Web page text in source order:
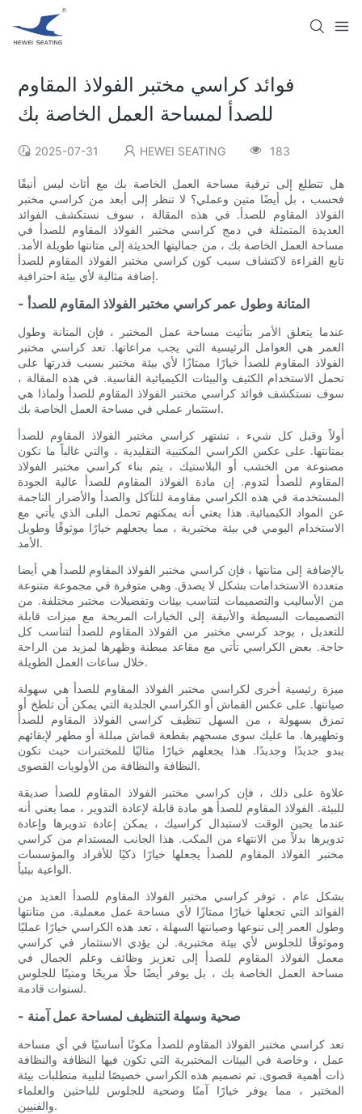
فوائد كراسي مختبر الفولاذ المقاوم
للصدأ لمساحة العمل الخاصة بك
2025-07-31 HEWEI SEATING 183
هل تتطلع إلى ترقية مساحة العمل الخاصة بك مع أثاث ليس أنيقًا
فحسب ، بل أيضًا متين وعملي؟ لا تنظر إلى أبعد من كراسي مختبر
الفولاذ المقاوم للصدأ. في هذه المقالة ، سوف نستكشف الفوائد
العديدة المتمثلة في دمج كراسي مختبر الفولاذ المقاوم للصدأ في
مساحة العمل الخاصة بك ، من جماليتها الحديثة إلى متانتها طويلة الأمد.
تابع القراءة لاكتشاف سبب كون كراسي مختبر الفولاذ المقاوم للصدأ
إضافة مثالية لأي بيئة احترافية.
- المتانة وطول عمر كراسي مختبر الفولاذ المقاوم للصدأ
عندما يتعلق الأمر بتأثيث مساحة عمل المختبر ، فإن المتانة وطول
العمر هي العوامل الرئيسية التي يجب مراعاتها. تعد كراسي مختبر
الفولاذ المقاوم للصدأ خيارًا ممتازًا لأي بيئة مختبر بسبب قدرتها على
تحمل الاستخدام الكثيف والبيئات الكيميائية القاسية. في هذه المقالة ،
سوف نستكشف فوائد كراسي مختبر الفولاذ المقاوم للصدأ ولماذا هي
استثمار عملي في مساحة العمل الخاصة بك.
أولاً وقبل كل شيء ، تشتهر كراسي مختبر الفولاذ المقاوم للصدأ
بمتانتها. على عكس الكراسي المكتبية التقليدية ، والتي غالباً ما تكون
مصنوعة من الخشب أو البلاستيك ، يتم بناء كراسي مختبر الفولاذ
المقاوم للصدأ لتدوم. إن مادة الفولاذ المقاوم للصدأ عالية الجودة
المستخدمة في هذه الكراسي مقاومة للتآكل والصدأ والأضرار الناجمة
عن المواد الكيميائية. هذا يعني أنه يمكنهم تحمل البلى الذي يأتي مع
الاستخدام اليومي في بيئة مختبرية ، مما يجعلهم خيارًا موثوقًا وطويل
الأمد.
بالإضافة إلى متانتها ، فإن كراسي مختبر الفولاذ المقاوم للصدأ هي أيضا
متعددة الاستخدامات بشكل لا يصدق. وهي متوفرة في مجموعة متنوعة
من الأساليب والتصميمات لتناسب بيئات وتفضيلات مختبر مختلفة. من
التصميمات البسيطة والأنيقة إلى الخيارات المريحة مع ميزات قابلة
للتعديل ، يوجد كرسي مختبر من الفولاذ المقاوم للصدأ لتناسب كل
حاجة. بعض الكراسي تأتي مع مقاعد مبطنة وظهرها لمزيد من الراحة
خلال ساعات العمل الطويلة.
ميزة رئيسية أخرى لكراسي مختبر الفولاذ المقاوم للصدأ هي سهولة
صيانتها. على عكس القماش أو الكراسي الجلدية التي يمكن أن تلطخ أو
تمزق بسهولة ، من السهل تنظيف كراسي الفولاذ المقاوم للصدأ
وتطهيرها. ما عليك سوى مسحهم بقطعة قماش مبللة أو مطهر لإبقائهم
يبدو جديدًا وجديدًا. هذا يجعلهم خيارًا مثاليًا للمختبرات حيث تكون
النظافة والنظافة من الأولويات القصوى.
علاوة على ذلك ، فإن كراسي مختبر الفولاذ المقاوم للصدأ صديقة
للبيئة. الفولاذ المقاوم للصدأ هو مادة قابلة لإعادة التدوير ، مما يعني أنه
عندما يحين الوقت لاستبدال كراسيك ، يمكن إعادة تدويرها وإعادة
تدويرها بدلاً من الانتهاء من المكب. هذا الجانب المستدام من كراسي
مختبر الفولاذ المقاوم للصدأ يجعلها خيارًا ذكيًا للأفراد والمؤسسات
الواعية بيئياً.
بشكل عام ، توفر كراسي مختبر الفولاذ المقاوم للصدأ العديد من
الفوائد التي تجعلها خيارًا ممتازًا لأي مساحة عمل معملية. من متانتها
وطول العمر إلى تنوعها وصيانتها السهلة ، تعد هذه الكراسي خيارًا عمليًا
وموثوقًا للجلوس لأي بيئة مختبرية. لن يؤدي الاستثمار في كراسي
معمل الفولاذ المقاوم للصدأ إلى تعزيز وظائف وعلم الجمال في
مساحة العمل الخاصة بك ، بل يوفر أيضًا حلًا مريحًا ومتينًا للجلوس
لسنوات قادمة.
- صحية وسهلة التنظيف لمساحة عمل آمنة
تعد كراسي مختبر الفولاذ المقاوم للصدأ مكونًا أساسيًا في أي مساحة
عمل ، وخاصة في البيئات المختبرية التي تكون فيها النظافة والنظافة
ذات أهمية قصوى. تم تصميم هذه الكراسي خصيصًا لتلبية متطلبات بيئة
المختبر ، مما يوفر خيارًا آمنًا وصحية للجلوس للباحثين والعلماء
والفنيين.